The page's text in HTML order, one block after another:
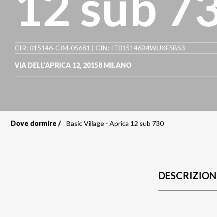
CIR: 015146-CIM-05681 | CIN: IT015146B4WUXF5BS3
VIA DELL'APRICA 12, 20158 MILANO
Dove dormire Basic Village - Aprica 12 sub 730